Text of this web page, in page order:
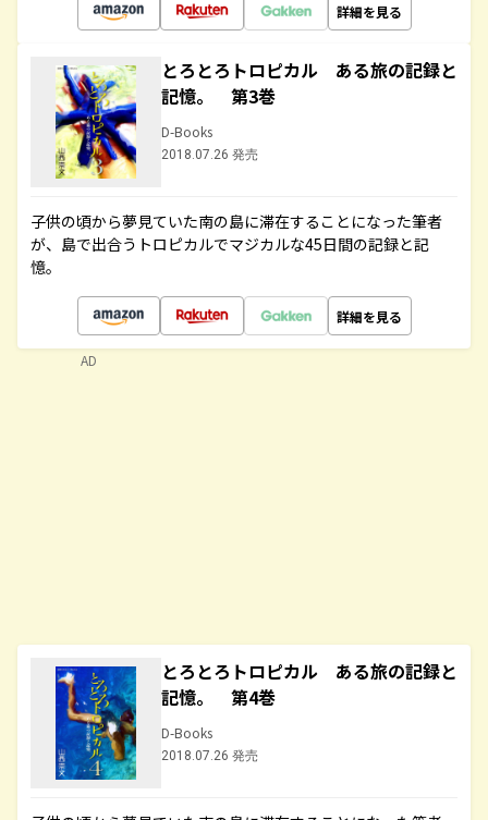
詳細を見る
とろとろトロピカル ある旅の記録と
記憶。 第3巻
D-Books
2018.07.26 発売
子供の頃から夢見ていた南の島に滞在することになった筆者
が、島で出合うトロピカルでマジカルな45日間の記録と記
憶。
詳細を見る
とろとろトロピカル ある旅の記録と
記憶。 第4巻
D-Books
2018.07.26 発売
AD